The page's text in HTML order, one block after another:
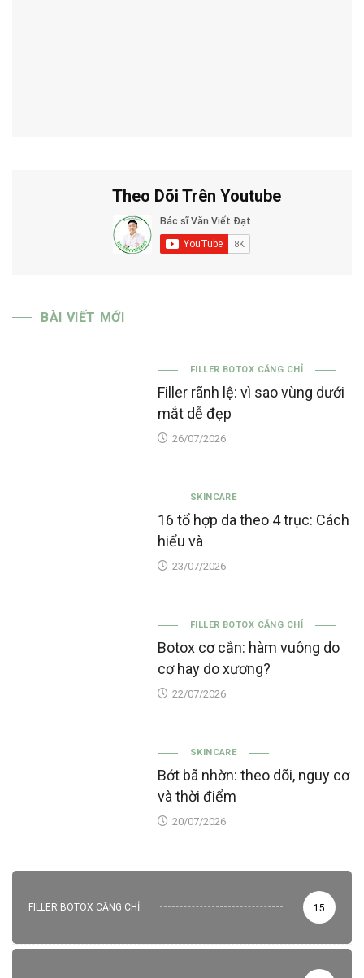
Theo Dõi Trên Youtube
BÀI VIẾT MỚI
FILLER BOTOX CĂNG CHỈ
Filler rãnh lệ: vì sao vùng dưới
mắt dễ đẹp
26/07/2026
SKINCARE
16 tổ hợp da theo 4 trục: Cách
hiểu và
23/07/2026
FILLER BOTOX CĂNG CHỈ
Botox cơ cắn: hàm vuông do
cơ hay do xương?
22/07/2026
SKINCARE
Bớt bã nhờn: theo dõi, nguy cơ
và thời điểm
20/07/2026
FILLER BOTOX CĂNG CHỈ 15